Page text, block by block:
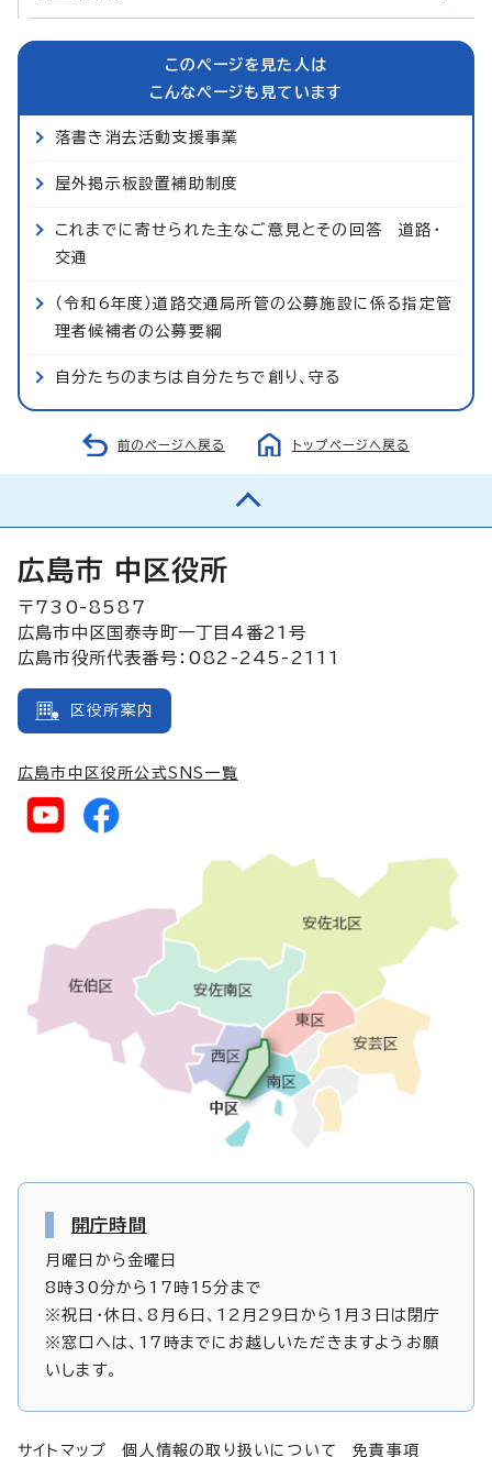
このページを見た人は
こんなページも見ています
落書き消去活動支援事業
屋外掲示板設置補助制度
これまでに寄せられた主なご意見とその回答 道路・
交通
（令和6年度）道路交通局所管の公募施設に係る指定管
理者候補者の公募要綱
自分たちのまちは自分たちで創り、守る
前のページへ戻る トップページへ戻る
広島市 中区役所
〒730-8587
広島市中区国泰寺町一丁目4番21号
広島市役所代表番号：082-245-2111
区役所案内
広島市中区役所公式SNS一覧
開庁時間
月曜日から金曜日
8時30分から17時15分まで
※祝日・休日、8月6日、12月29日から1月3日は閉庁
※窓口へは、17時までにお越しいただきますようお願
いします。
サイトマップ 個人情報の取り扱いについて 免責事項